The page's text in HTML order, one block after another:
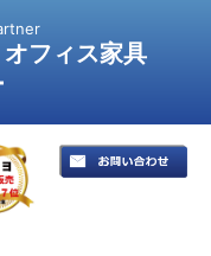
フィス家具